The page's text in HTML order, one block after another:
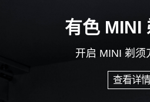
有色 MINI
开启 MINI 剃须
查看详情